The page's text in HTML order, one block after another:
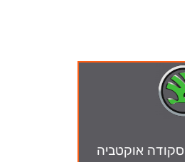
סליל כרית אוויר אופל